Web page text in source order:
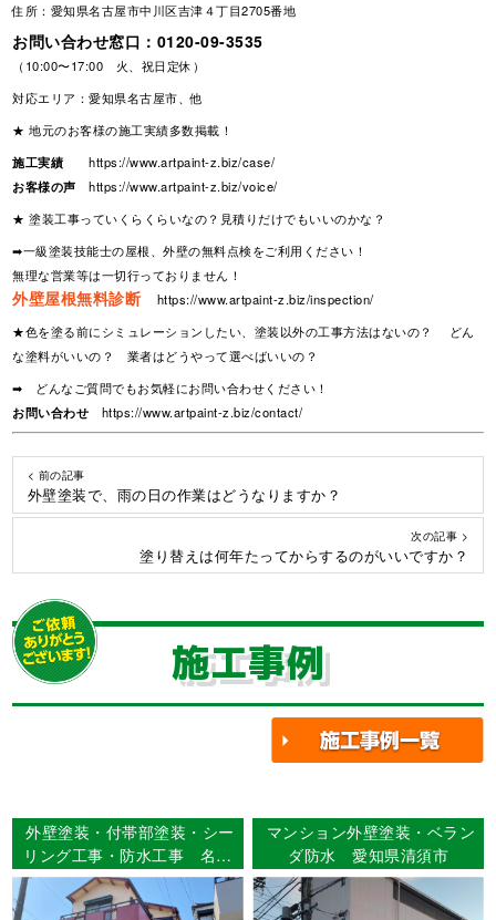
住所：愛知県名古屋市中川区吉津４丁目2705番地
お問い合わせ窓口： 0120-09-3535
（10:00〜17:00 火、祝日定休）
対応エリア：愛知県名古屋市、他
★ 地元のお客様の施工実績多数掲載！
施工実績
https://www.artpaint-z.biz/case/
お客様の声
https://www.artpaint-z.biz/voice/
★ 塗装工事っていくらくらいなの？見積りだけでもいいのかな？
➡一級塗装技能士の屋根、外壁の無料点検をご利用ください！
無理な営業等は一切行っておりません！
外壁屋根無料診断
https://www.artpaint-z.biz/inspection/
★色を塗る前にシミュレーションしたい、塗装以外の工事方法はないの？ どん
な塗料がいいの？ 業者はどうやって選べばいいの？
➡ どんなご質問でもお気軽にお問い合わせください！
お問い合わせ
https://www.artpaint-z.biz/contact/
< 前の記事
外壁塗装で、雨の日の作業はどうなりますか？
次の記事 >
塗り替えは何年たってからするのがいいですか？
施工事例
外壁塗装・付帯部塗装・シー
リング工事・防水工事 名古
屋市瑞穂区 Ｓ様邸
マンション外壁塗装・ベラン
ダ防水 愛知県清須市